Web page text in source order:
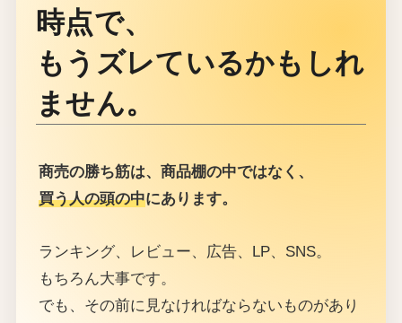
時点で、
もうズレているかもしれ
ません。
商売の勝ち筋は、商品棚の中ではなく、
買う人の頭の中にあります。
ランキング、レビュー、広告、LP、SNS。
もちろん大事です。
でも、その前に見なければならないものがあり